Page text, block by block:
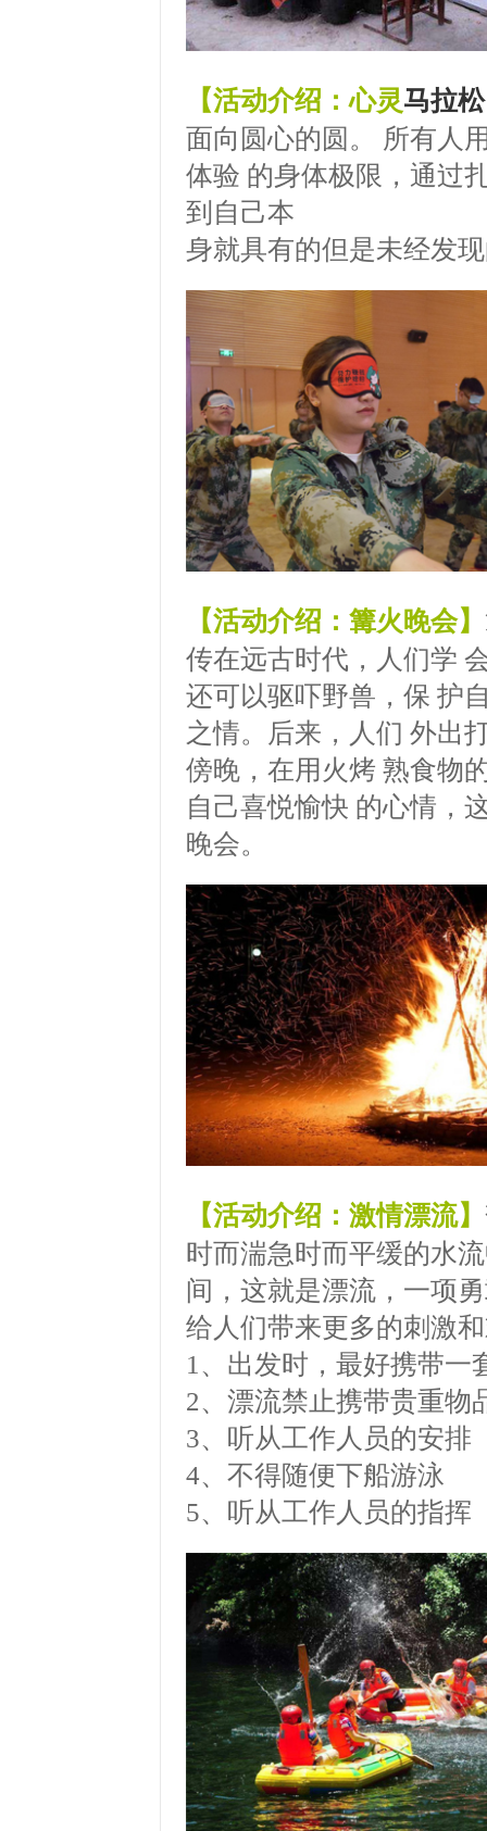
【活动介绍：心灵马拉松
面向圆心的圆。 所有人
体验 的身体极限，通过
到自己本
身就具有的但是未经发
【活动介绍：篝火晚会】
传在远古时代，人们学
还可以驱吓野兽，保 护
之情。后来，人们 外出
傍晚，在用火烤 熟食物
自己喜悦愉快 的心情，
晚会。
【活动介绍：激情漂流】
时而湍急时而平缓的水
间，这就是漂流，一项
给人们带来更多的刺激
1、出发时，最好携带一
2、漂流禁止携带贵重物
3、听从工作人员的安排
4、不得随便下船游泳
5、听从工作人员的指挥